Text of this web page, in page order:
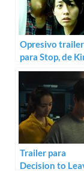
Opresivo trailer
para Stop, de
Ki-Duk
Trailer para
Decision to